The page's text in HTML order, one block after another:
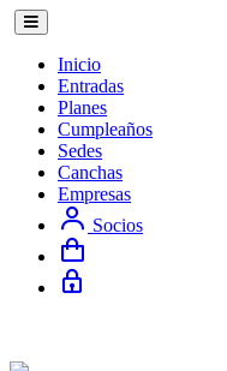
Inicio
Entradas
Planes
Cumpleaños
Sedes
Canchas
Empresas
Socios